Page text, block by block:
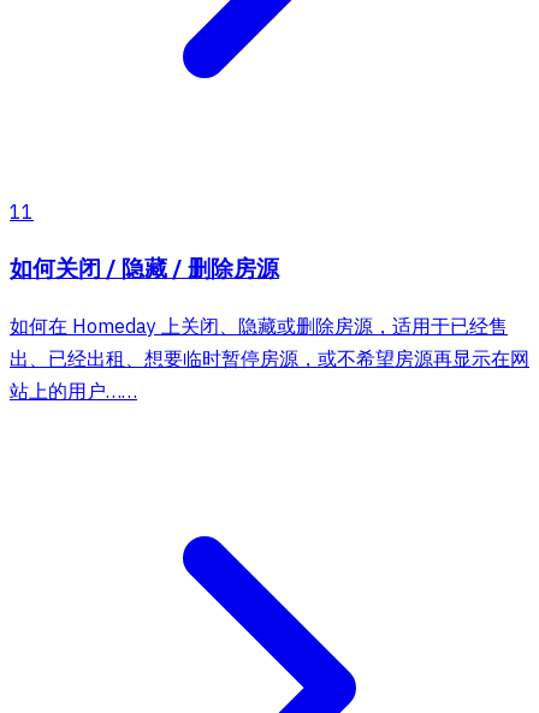
11
如何关闭 / 隐藏 / 删除房源
如何在 Homeday 上关闭、隐藏或删除房源，适用于已经售
出、已经出租、想要临时暂停房源，或不希望房源再显示在网
站上的用户……